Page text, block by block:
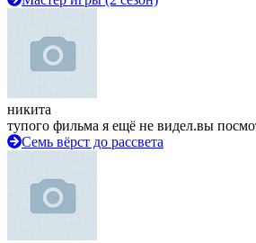
никита
тупого фильма я ещё не видел.вы
Семь вёрст до рассвета